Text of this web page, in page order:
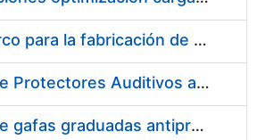
Acuerdo marco para la fabricación de piezas
Suministro de Protectores Auditivos a medida para las personas trabajadoras de los Centros de Trabajo de Madrid y Burgos
Suministro de gafas graduadas antiproyecciones para los trabajadores de la FNMT-RCM en los centros de trabajo de Madrid y Burgos